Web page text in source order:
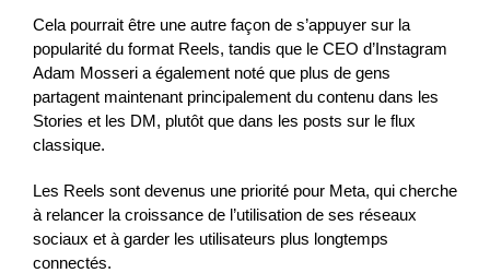
Cela pourrait être une autre façon de s’appuyer sur la
popularité du format Reels, tandis que le CEO d’Instagram
Adam Mosseri a également noté que plus de gens
partagent maintenant principalement du contenu dans les
Stories et les DM, plutôt que dans les posts sur le flux
classique.
Les Reels sont devenus une priorité pour Meta, qui cherche
à relancer la croissance de l’utilisation de ses réseaux
sociaux et à garder les utilisateurs plus longtemps
connectés.